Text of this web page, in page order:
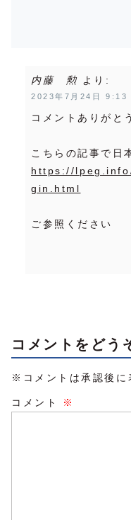
内藤 勲 より:
2023年7月24日 9:13
コメントありがと
こちらの記事で日
https://
gin.html
ご参照ください
コメントをどう
※コメントは承認後に
コメント ※